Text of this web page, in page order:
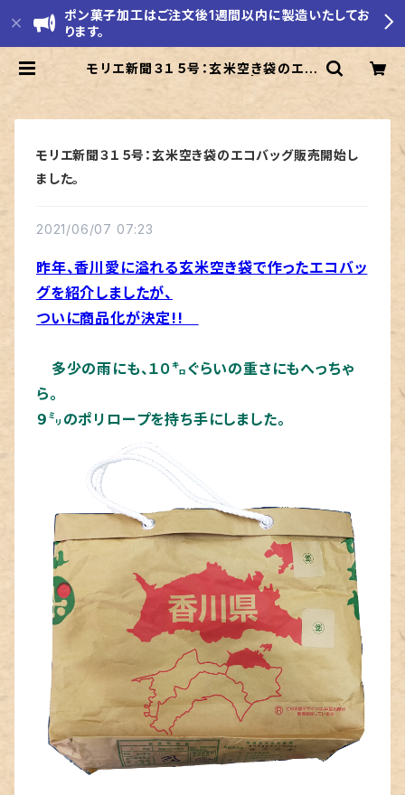
ポン菓子加工はご注文後1週間以内に製造いたしてお
ります。
モリエ新聞３１５号：玄米空き袋のエコ
モリエ新聞３１５号：玄米空き袋のエコバッグ販売開始し
ました。
2021/06/07 07:23
昨年、香川愛に溢れる玄米空き袋で作ったエコバッ
グを紹介しましたが、
ついに商品化が決定!!
多少の雨にも、１０㌔ぐらいの重さにもへっちゃ
ら。
９㍉のポリロープを持ち手にしました。